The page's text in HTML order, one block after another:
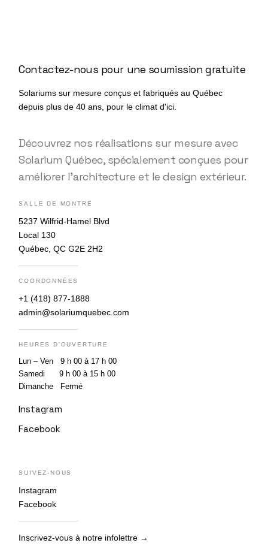
Contactez-nous pour une soumission gratuite
Solariums sur mesure conçus et fabriqués au Québec
depuis plus de 40 ans, pour le climat d'ici.
Découvrez nos réalisations sur mesure avec
Solarium Québec, spécialement conçues pour
améliorer l’architecture et le design extérieur.
SALLE DE MONTRE
5237 Wilfrid-Hamel Blvd
Local 130
Québec, QC G2E 2H2
COORDONNÉES
+1 (418) 877-1888
admin@solariumquebec.com
HEURES D'OUVERTURE
Lun – Ven 9 h 00 à 17 h 00
Samedi 9 h 00 à 15 h 00
Dimanche Fermé
Instagram
Facebook
SUIVEZ-NOUS
Instagram
Facebook
Inscrivez-vous à notre infolettre →